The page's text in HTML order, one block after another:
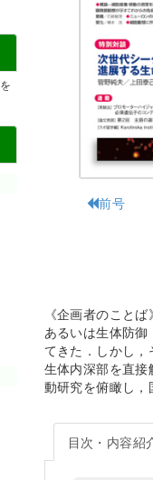
を
前号
《企画者のことば》
あるいは生体防
てきた．しかし
生体内深部を直
動研究を俯瞰し，
目次・内容紹